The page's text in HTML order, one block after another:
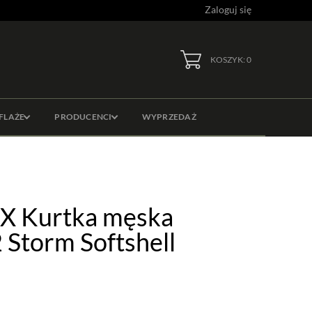
Zaloguj się
KOSZYK: 0
PRODUCENCI WYPRZEDAŻ
Kurtka męska
Softshell